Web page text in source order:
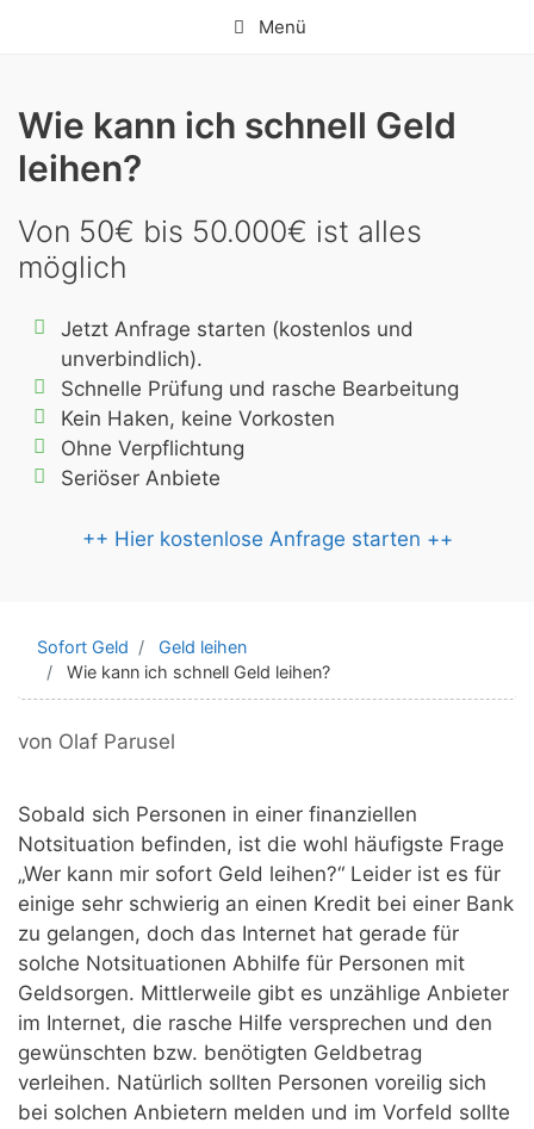
Menü
Wie kann ich schnell Geld
leihen?
Von 50€ bis 50.000€ ist alles
möglich
Jetzt Anfrage starten (kostenlos und
unverbindlich).
Schnelle Prüfung und rasche Bearbeitung
Kein Haken, keine Vorkosten
Ohne Verpflichtung
Seriöser Anbiete
++ Hier kostenlose Anfrage starten ++
Sofort Geld
Geld leihen
Wie kann ich schnell Geld leihen?
von Olaf Parusel
Sobald sich Personen in einer finanziellen
Notsituation befinden, ist die wohl häufigste Frage
„Wer kann mir sofort Geld leihen?“ Leider ist es für
einige sehr schwierig an einen Kredit bei einer Bank
zu gelangen, doch das Internet hat gerade für
solche Notsituationen Abhilfe für Personen mit
Geldsorgen. Mittlerweile gibt es unzählige Anbieter
im Internet, die rasche Hilfe versprechen und den
gewünschten bzw. benötigten Geldbetrag
verleihen. Natürlich sollten Personen voreilig sich
bei solchen Anbietern melden und im Vorfeld sollte